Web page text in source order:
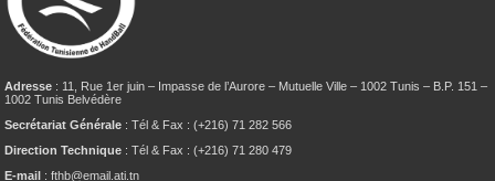
Adresse : 11, Rue 1er juin – Impasse de l’Aurore – Mutuelle Ville – 1002 Tunis – B.P. 151 –
1002 Tunis Belvédère
Secrétariat Générale : Tél & Fax : (+216) 71 282 566
Direction Technique : Tél & Fax : (+216) 71 280 479
E-mail : fthb@email.ati.tn